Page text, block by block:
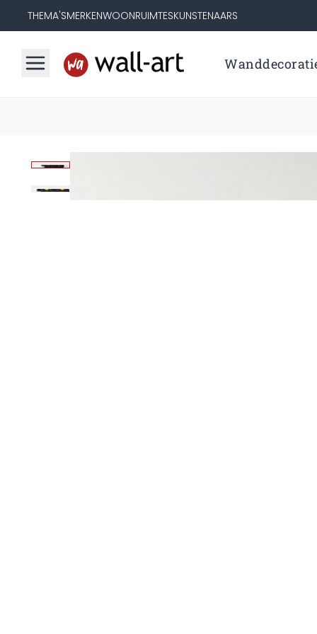
THEMA'SMERKENWOONRUIMTESKUNSTENAARS